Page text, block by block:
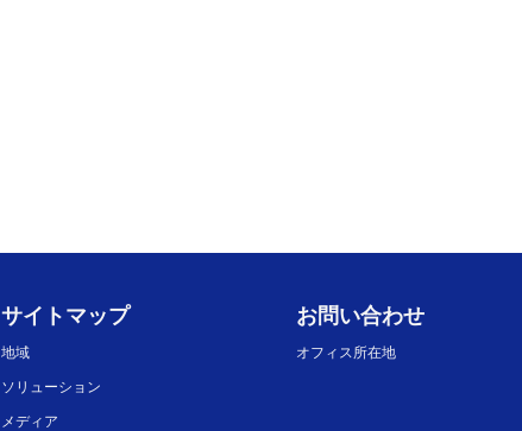
サイトマップ
地域
ソリューション
メディア
お問い合わせ
オフィス所在地